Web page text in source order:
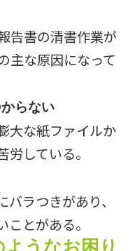
告書の清書作業が
主な原因になって
らない
大な紙ファイルか
している。
ラつきがあり、
とがある。